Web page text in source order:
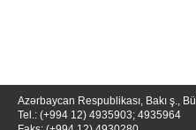
Azərbaycan Respublikası, Bakı ş.,
Tel.: (+994 12) 4935903; 4935964